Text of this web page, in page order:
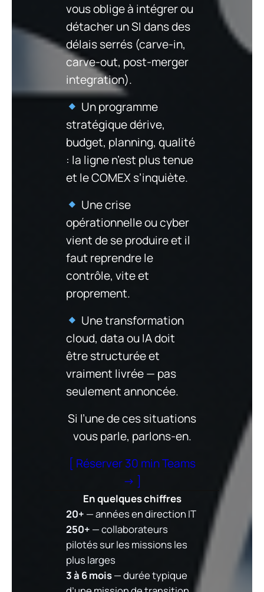
vous oblige à intégrer ou
détacher un SI dans des
délais serrés (carve-in,
carve-out, post-merger
integration).
Un programme
stratégique dérive,
budget, planning, qualité
: la ligne n’est plus tenue
et le COMEX s’inquiète.
Une crise
opérationnelle ou cyber
vient de se produire et il
faut reprendre le
contrôle, vite et
proprement.
Une transformation
cloud, data ou IA doit
être structurée et
vraiment livrée — pas
seulement annoncée.
Si l’une de ces situations
vous parle, parlons-en.
[ Réserver 30 min Teams
→ ]
En quelques chiffres
20+ — années en direction IT
250+ — collaborateurs
pilotés sur les missions les
plus larges
3 à 6 mois— durée typique